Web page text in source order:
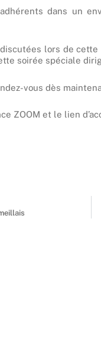
dans un
lors de cette
soirée spéciale
vous dès
ZOOM et le lien